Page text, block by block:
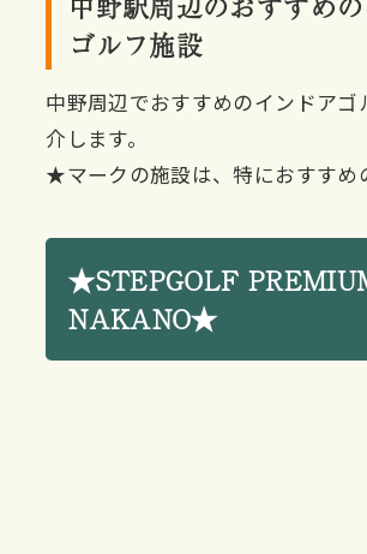
ゴルフ施設
中野周辺でおすすめのインドアゴ
介します。
★マークの施設は、特におすすめ
★STEPGOLF
NAKANO★